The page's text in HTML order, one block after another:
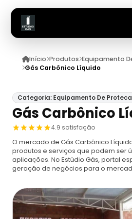
Início
Produtos
Equipamento De Protecao
Proteção Respiratória Para
Confinado
Máscara De Proteção
Cilindro De Ar Respiravel
Cilindro De Ar Respirável
Cilindro De Oxigênio 100
Ar Mandado
Ar Mandado
Anuncie
Início Produtos Equipamento
Gás Carbônico Líquido
Categoria: Equipamento De
Gás Carbônico
4.9 satisfação
O mercado de Gás Carbônico
produtos e serviços que podem ser
aplicações. No Estúdio Gás, portal
geração de negócios para o